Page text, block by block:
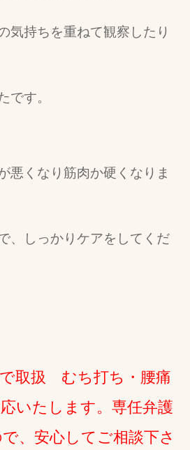
気持ちを重ねて観察したり
です。
悪くなり筋肉か硬くなりま
、しっかりケアをしてくだ
取扱 むち打ち・腰痛
いたします。専任弁護
、安心してご相談下さ